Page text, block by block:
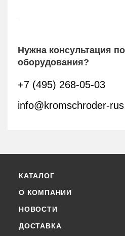
Нужна консультация
оборудования?
+7 (495) 268-05-03
info@kromschroder-
КАТАЛОГ
О КОМПАНИИ
НОВОСТИ
ДОСТАВКА